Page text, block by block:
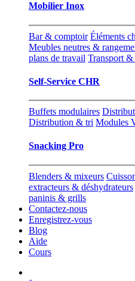
Mobilier Inox
Bar & comptoir Éléments
Meubles neutres &
plans de travail Transport &
Self-Service CHR
Buffets modulaires
Distribution & tri Modules
Snacking Pro
Blenders & mixeurs
extracteurs & déshydrateurs
paninis & grills
Contactez-nous
Enregistrez-vous
Blog
Aide
Cours